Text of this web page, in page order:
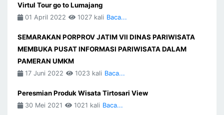
Virtul Tour go to Lumajang
01 April 2022 1027 kali Baca...
SEMARAKAN PORPROV JATIM VII DINAS PARIWISATA
MEMBUKA PUSAT INFORMASI PARIWISATA DALAM
PAMERAN UMKM
17 Juni 2022 1023 kali Baca...
Peresmian Produk Wisata Tirtosari View
30 Mei 2021 1021 kali Baca...